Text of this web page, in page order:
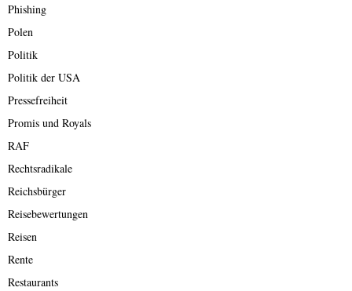
Phishing
Polen
Politik
Politik der USA
Pressefreiheit
Promis und Royals
RAF
Rechtsradikale
Reichsbürger
Reisebewertungen
Reisen
Rente
Restaurants